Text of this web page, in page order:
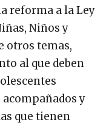
reforma a la Ley
Niños y
otros temas,
al que deben
y
que tienen